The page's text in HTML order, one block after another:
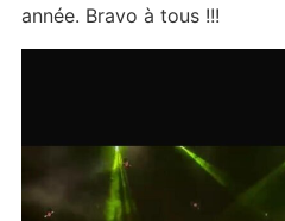
année. Bravo à tous !!!